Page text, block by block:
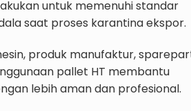
untuk memenuhi standar
saat proses karantina ekspor.
produk manufaktur,
pallet HT membantu
lebih aman dan profesional.